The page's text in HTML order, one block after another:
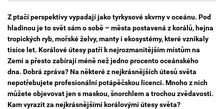
Z ptačí perspektivy vypadají jako tyrkysové skvrny v oceánu. Pod
hladinou je to svět sám o sobě – města postavená z korálů, hejna
tropických ryb, mořské želvy, manty i ekosystémy, které vznikaly
tisíce let. Korálové útesy patří k nejrozmanitějším místům na
Zemi a přesto zabírají méně než jedno procento oceánského
dna. Dobrá zpráva? Na některé z nejkrásnějších útesů světa
nepotřebujete profesionální potápěčskou licenci. Mnoho z nich
můžete objevovat jen s maskou, šnorchlem a trochou zvědavosti.
Kam vyrazit za nejkrásnějšími korálovými útesy světa?